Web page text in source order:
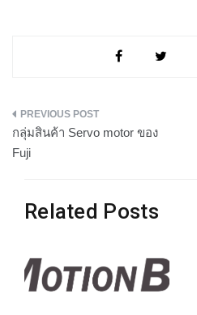
แนะแนว
เรื่อง
กลุ่มสินค้า Servo motor ของ
Fuji
Related Posts